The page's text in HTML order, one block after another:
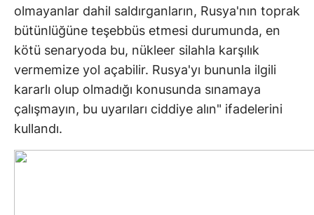
olmayanlar dahil saldırganların, Rusya'nın toprak
bütünlüğüne teşebbüs etmesi durumunda, en
kötü senaryoda bu, nükleer silahla karşılık
vermemize yol açabilir. Rusya'yı bununla ilgili
kararlı olup olmadığı konusunda sınamaya
çalışmayın, bu uyarıları ciddiye alın" ifadelerini
kullandı.